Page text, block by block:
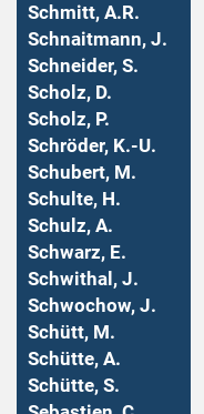
Schmitt, A.R.
Schnaitmann, J.
Schneider, S.
Scholz, D.
Scholz, P.
Schröder, K.-U.
Schubert, M.
Schulte, H.
Schulz, A.
Schwarz, E.
Schwithal, J.
Schwochow, J.
Schütt, M.
Schütte, A.
Schütte, S.